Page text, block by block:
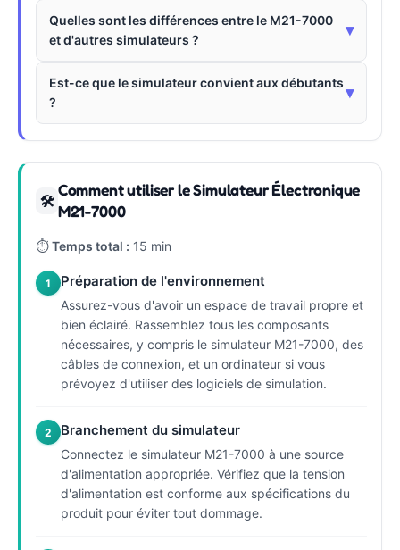
Quelles sont les différences entre le M21-7000
et d'autres simulateurs ?
▾
Est-ce que le simulateur convient aux débutants
?
▾
🛠
Comment utiliser le Simulateur Électronique
M21-7000
⏱Temps total : 15 min
1 Préparation de l'environnement
Assurez-vous d'avoir un espace de travail propre et
bien éclairé. Rassemblez tous les composants
nécessaires, y compris le simulateur M21-7000, des
câbles de connexion, et un ordinateur si vous
prévoyez d'utiliser des logiciels de simulation.
2 Branchement du simulateur
Connectez le simulateur M21-7000 à une source
d'alimentation appropriée. Vérifiez que la tension
d'alimentation est conforme aux spécifications du
produit pour éviter tout dommage.